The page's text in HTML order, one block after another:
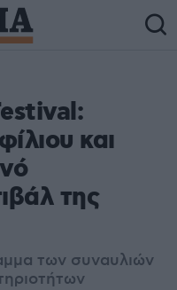
και
της
των συναυλιών